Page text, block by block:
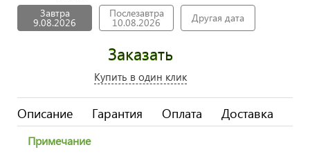
Завтра
9.08.2026
Послезавтра
10.08.2026 Другая дата
Заказать
Купить в один клик
Описание Гарантия Оплата Доставка
Примечание